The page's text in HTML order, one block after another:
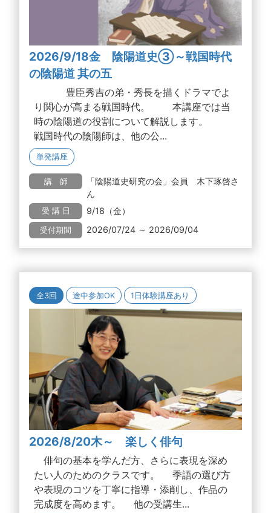
2026/9/18金 陰陽道史③～戦国時代
の陰陽道 其の五
豊臣秀吉の弟・秀長を描くドラマでよ
り関心が高まる戦国時代。 本講座では当
時の陰陽道の役割について解説します。
戦国時代の陰陽師は、他の公...
単発講座
講 師
「陰陽道史研究の会」会員 木下琢啓さ
ん
受 講 日 9/18（金）
受付期間 2026/07/24 ～ 2026/09/04
全3回 途中参加OK 1日体験講座あり
2026/8/20木～ 楽しく俳句
俳句の基本を学んだ方、さらに表現を深め
たい人のためのクラスです。 季語の選び方
や表現のコツを丁寧に指導・添削し、作品の
完成度を高めます。 他の受講生...